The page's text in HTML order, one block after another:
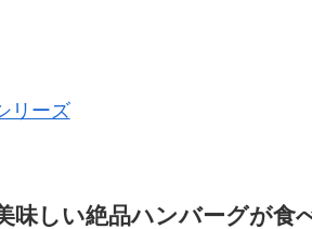
リーズ
味しい絶品ハンバーグが食